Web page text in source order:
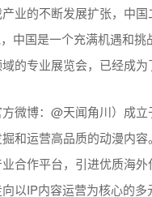
业的不断发展扩张，中
中国是一个充满机遇和
的专业展览会，已经成
微博：@天闻角川）成
和运营高品质的动漫内
合作平台，引进优质海
以IP内容运营为核心的